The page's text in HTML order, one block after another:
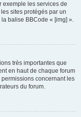
exemple les services de
sites protégés par un
balise BBCode « [img] ».
très importantes que
en haut de chaque forum
concernant les
du forum.